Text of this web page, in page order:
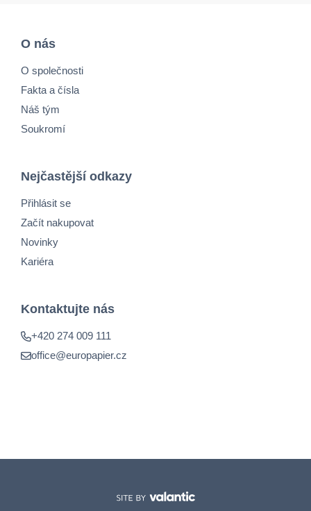
O nás
O společnosti
Fakta a čísla
Náš tým
Soukromí
Nejčastější odkazy
Přihlásit se
Začít nakupovat
Novinky
Kariéra
Kontaktujte nás
+420 274 009 111
office@europapier.cz